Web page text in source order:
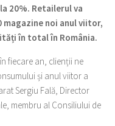
20%. Retailerul va
magazine noi anul viitor,
în total în România.
fiecare an, clienții ne
și anul viitor a
Sergiu Fală, Director
membru al Consiliului de